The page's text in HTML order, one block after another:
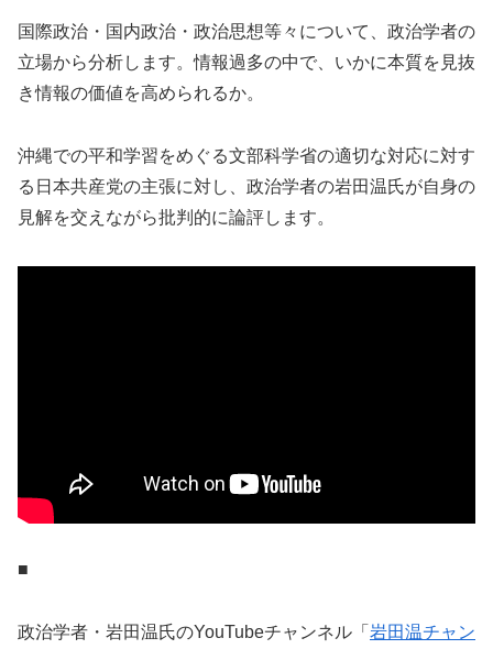
国際政治・国内政治・政治思想等々について、政治学者の
立場から分析します。情報過多の中で、いかに本質を見抜
き情報の価値を高められるか。
沖縄での平和学習をめぐる文部科学省の適切な対応に対す
る日本共産党の主張に対し、政治学者の岩田温氏が自身の
見解を交えながら批判的に論評します。
■
政治学者・岩田温氏のYouTubeチャンネル「 岩田温チャン